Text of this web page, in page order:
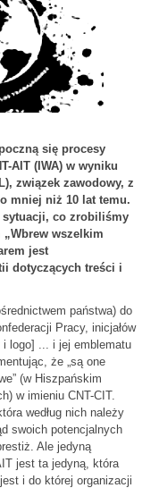
się procesy
AIT (IWA) w wyniku
związek zawodowy, z
mniej niż 10 lat temu.
sytuacji, co zrobiliśmy
„Wbrew wszelkim
jest
dotyczących treści i
państwa) do
Pracy, inicjałów
logo] ... i jej emblematu
że „są one
(w Hiszpańskim
w imieniu CNT-CIT.
według nich należy
swoich potencjalnych
Ale jedyną
jest ta jedyną, która
i do której organizacji